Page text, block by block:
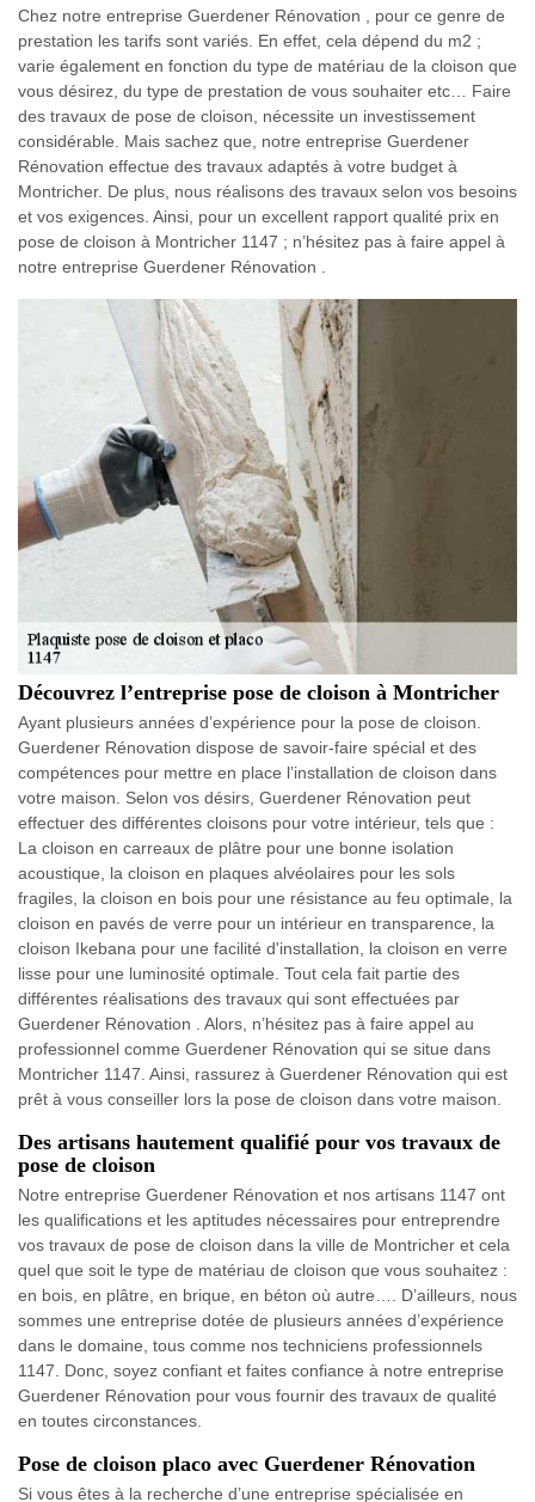
Chez notre entreprise Guerdener Rénovation , pour ce genre de
prestation les tarifs sont variés. En effet, cela dépend du m2 ;
varie également en fonction du type de matériau de la cloison que
vous désirez, du type de prestation de vous souhaiter etc… Faire
des travaux de pose de cloison, nécessite un investissement
considérable. Mais sachez que, notre entreprise Guerdener
Rénovation effectue des travaux adaptés à votre budget à
Montricher. De plus, nous réalisons des travaux selon vos besoins
et vos exigences. Ainsi, pour un excellent rapport qualité prix en
pose de cloison à Montricher 1147 ; n’hésitez pas à faire appel à
notre entreprise Guerdener Rénovation .
Découvrez l’entreprise pose de cloison à Montricher
Ayant plusieurs années d’expérience pour la pose de cloison.
Guerdener Rénovation dispose de savoir-faire spécial et des
compétences pour mettre en place l’installation de cloison dans
votre maison. Selon vos désirs, Guerdener Rénovation peut
effectuer des différentes cloisons pour votre intérieur, tels que :
La cloison en carreaux de plâtre pour une bonne isolation
acoustique, la cloison en plaques alvéolaires pour les sols
fragiles, la cloison en bois pour une résistance au feu optimale, la
cloison en pavés de verre pour un intérieur en transparence, la
cloison Ikebana pour une facilité d'installation, la cloison en verre
lisse pour une luminosité optimale. Tout cela fait partie des
différentes réalisations des travaux qui sont effectuées par
Guerdener Rénovation . Alors, n’hésitez pas à faire appel au
professionnel comme Guerdener Rénovation qui se situe dans
Montricher 1147. Ainsi, rassurez à Guerdener Rénovation qui est
prêt à vous conseiller lors la pose de cloison dans votre maison.
Des artisans hautement qualifié pour vos travaux de
pose de cloison
Notre entreprise Guerdener Rénovation et nos artisans 1147 ont
les qualifications et les aptitudes nécessaires pour entreprendre
vos travaux de pose de cloison dans la ville de Montricher et cela
quel que soit le type de matériau de cloison que vous souhaitez :
en bois, en plâtre, en brique, en béton où autre…. D’ailleurs, nous
sommes une entreprise dotée de plusieurs années d’expérience
dans le domaine, tous comme nos techniciens professionnels
1147. Donc, soyez confiant et faites confiance à notre entreprise
Guerdener Rénovation pour vous fournir des travaux de qualité
en toutes circonstances.
Pose de cloison placo avec Guerdener Rénovation
Si vous êtes à la recherche d’une entreprise spécialisée en